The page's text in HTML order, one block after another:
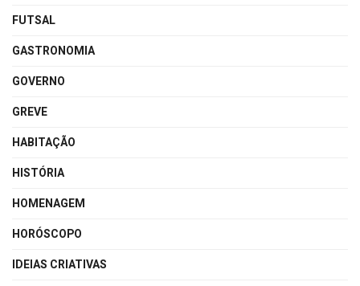
FUTSAL
GASTRONOMIA
GOVERNO
GREVE
HABITAÇÃO
HISTÓRIA
HOMENAGEM
HORÓSCOPO
IDEIAS CRIATIVAS